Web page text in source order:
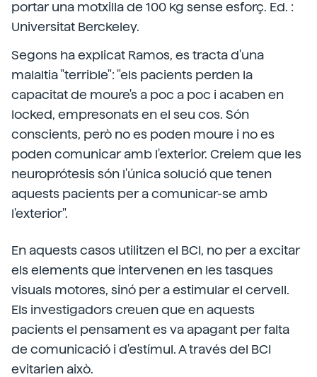
portar una motxilla de 100 kg sense esforç. Ed. :
Universitat Berckeley.
Segons ha explicat Ramos, es tracta d'una
malaltia "terrible": "els pacients perden la
capacitat de moure's a poc a poc i acaben en
locked, empresonats en el seu cos. Són
conscients, però no es poden moure i no es
poden comunicar amb l'exterior. Creiem que les
neuroprótesis són l'única solució que tenen
aquests pacients per a comunicar-se amb
l'exterior".
En aquests casos utilitzen el BCI, no per a excitar
els elements que intervenen en les tasques
visuals motores, sinó per a estimular el cervell.
Els investigadors creuen que en aquests
pacients el pensament es va apagant per falta
de comunicació i d'estímul. A través del BCI
evitarien això.